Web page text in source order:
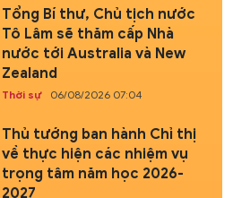
Tổng Bí thư, Chủ tịch nước
Tô Lâm sẽ thăm cấp Nhà
nước tới Australia và New
Zealand
Thời sự 06/08/2026 07:04
Thủ tướng ban hành Chỉ thị
về thực hiện các nhiệm vụ
trọng tâm năm học 2026-
2027